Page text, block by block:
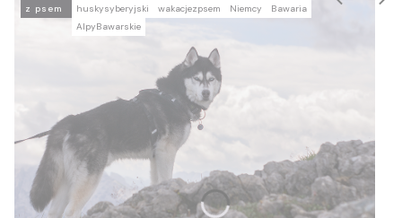
z psem
huskysyberyjski
wakacjezpsem Niemcy
Bawaria
AlpyBawarskie